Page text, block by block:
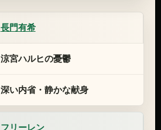
長門有希
涼宮ハルヒの憂鬱
深い内省・静かな献身
フリーレン